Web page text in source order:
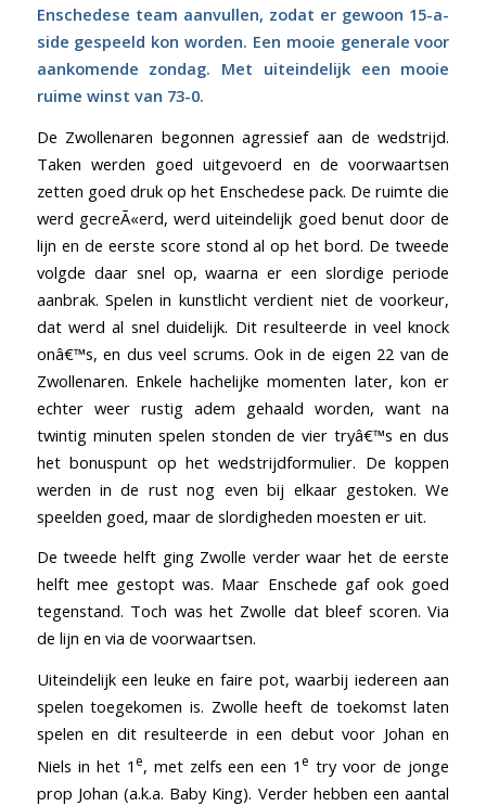
Enschedese team aanvullen, zodat er gewoon 15-a-
side gespeeld kon worden. Een mooie generale voor
aankomende zondag. Met uiteindelijk een mooie
ruime winst van 73-0.
De Zwollenaren begonnen agressief aan de wedstrijd.
Taken werden goed uitgevoerd en de voorwaartsen
zetten goed druk op het Enschedese pack. De ruimte die
werd gecreÃ«erd, werd uiteindelijk goed benut door de
lijn en de eerste score stond al op het bord. De tweede
volgde daar snel op, waarna er een slordige periode
aanbrak. Spelen in kunstlicht verdient niet de voorkeur,
dat werd al snel duidelijk. Dit resulteerde in veel knock
onâ€™s, en dus veel scrums. Ook in de eigen 22 van de
Zwollenaren. Enkele hachelijke momenten later, kon er
echter weer rustig adem gehaald worden, want na
twintig minuten spelen stonden de vier tryâ€™s en dus
het bonuspunt op het wedstrijdformulier. De koppen
werden in de rust nog even bij elkaar gestoken. We
speelden goed, maar de slordigheden moesten er uit.
De tweede helft ging Zwolle verder waar het de eerste
helft mee gestopt was. Maar Enschede gaf ook goed
tegenstand. Toch was het Zwolle dat bleef scoren. Via
de lijn en via de voorwaartsen.
Uiteindelijk een leuke en faire pot, waarbij iedereen aan
spelen toegekomen is. Zwolle heeft de toekomst laten
spelen en dit resulteerde in een debut voor Johan en
Niels in het 1 e, met zelfs een een 1 e try voor de jonge
prop Johan (a.k.a. Baby King). Verder hebben een aantal